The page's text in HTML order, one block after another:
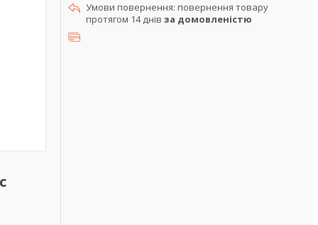
повернення товару
протягом 14 днів за домовленістю